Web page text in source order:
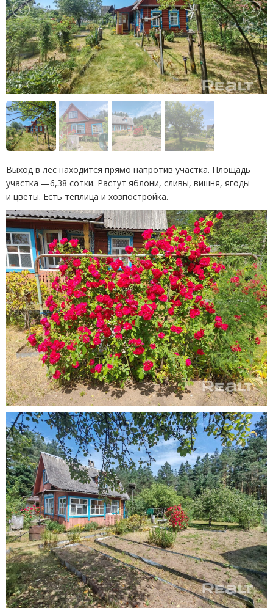
Выход в лес находится прямо напротив участка. Площадь
участка —6,38 сотки. Растут яблони, сливы, вишня, ягоды
и цветы. Есть теплица и хозпостройка.